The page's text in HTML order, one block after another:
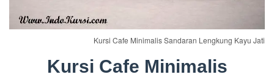
Kursi Cafe Minimalis Sandaran Lengkung Kayu Jati
Kursi Cafe Minimalis